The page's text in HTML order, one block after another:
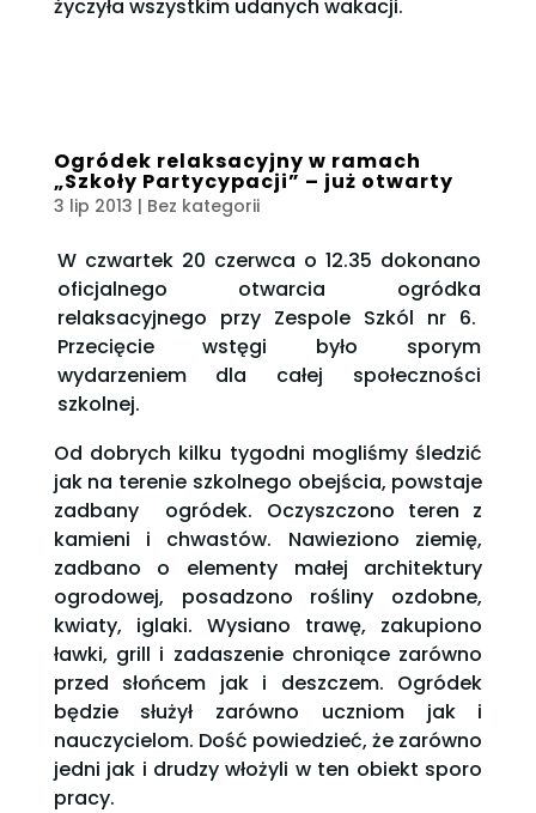
życzyła wszystkim udanych wakacji.
Ogródek relaksacyjny w ramach
„Szkoły Partycypacji” – już otwarty
3 lip 2013 | Bez kategorii
W czwartek 20 czerwca o 12.35 dokonano
oficjalnego otwarcia ogródka
relaksacyjnego przy Zespole Szkól nr 6.
Przecięcie wstęgi było sporym
wydarzeniem dla całej społeczności
szkolnej.
Od dobrych kilku tygodni mogliśmy śledzić
jak na terenie szkolnego obejścia, powstaje
zadbany ogródek. Oczyszczono teren z
kamieni i chwastów. Nawieziono ziemię,
zadbano o elementy małej architektury
ogrodowej, posadzono rośliny ozdobne,
kwiaty, iglaki. Wysiano trawę, zakupiono
ławki, grill i zadaszenie chroniące zarówno
przed słońcem jak i deszczem. Ogródek
będzie służył zarówno uczniom jak i
nauczycielom. Dość powiedzieć, że zarówno
jedni jak i drudzy włożyli w ten obiekt sporo
pracy.